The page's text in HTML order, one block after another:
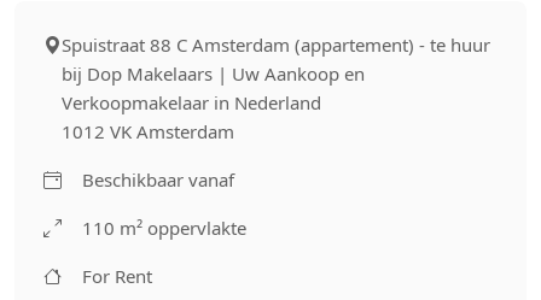
Spuistraat 88 C Amsterdam (appartement) - te huur
bij Dop Makelaars | Uw Aankoop en
Verkoopmakelaar in Nederland
1012 VK Amsterdam
Beschikbaar vanaf
110 m² oppervlakte
For Rent